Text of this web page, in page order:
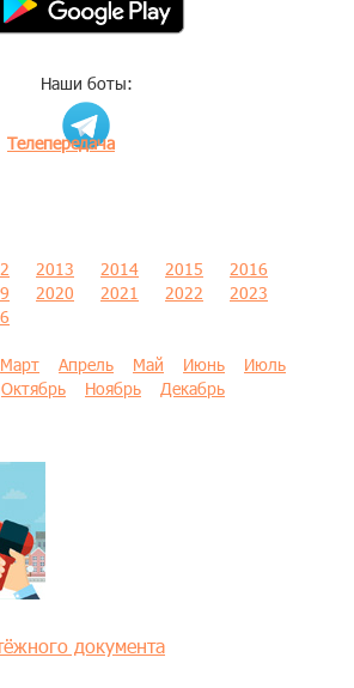
Наши боты:
Телепередача
2013 2014 2015
2016
2020 2021 2022
2023
Март Апрель Май Июнь
Июль
Октябрь Ноябрь Декабрь
документа